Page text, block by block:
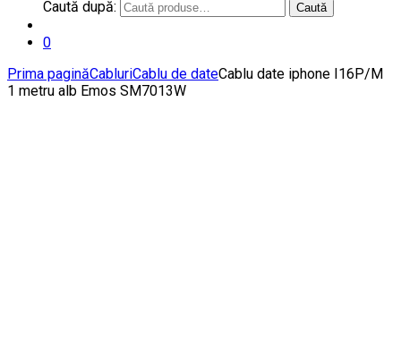
Caută după:
Caută
0
Prima paginăCabluriCablu de dateCablu date iphone I16P/M
1 metru alb Emos SM7013W